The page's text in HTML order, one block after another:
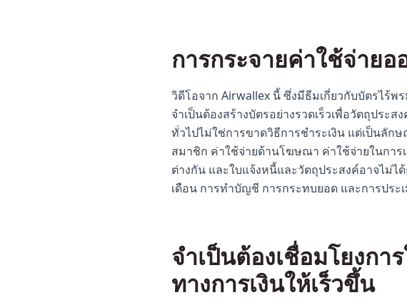
การกระจายค่าใช้จ่าย
วิดีโอจาก Airwallex นี้ ซึ่งมีธีมเกี่ยวกับบัตรไร้พ
จำเป็นต้องสร้างบัตรอย่างรวดเร็วเพื่อวัตถุปร
ทั่วไปไม่ใช่การขาดวิธีการชำระเงิน แต่เป็นลัก
สมาชิก ค่าใช้จ่ายด้านโฆษณา ค่าใช้จ่ายในการ
ต่างกัน และใบแจ้งหนี้และวัตถุประสงค์อาจไม่ไ
เดือน การทำบัญชี การกระทบยอด และการประ
จำเป็นต้องเชื่อมโยงก
ทางการเงินให้เร็วขึ้น